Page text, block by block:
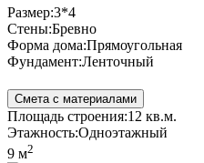
Размер:3*4
Стены:Бревно
Форма дома:Прямоугольная
Фундамент:Ленточный
Смета с материалами
Площадь строения:12 кв.м.
Этажность:Одноэтажный
9 м2